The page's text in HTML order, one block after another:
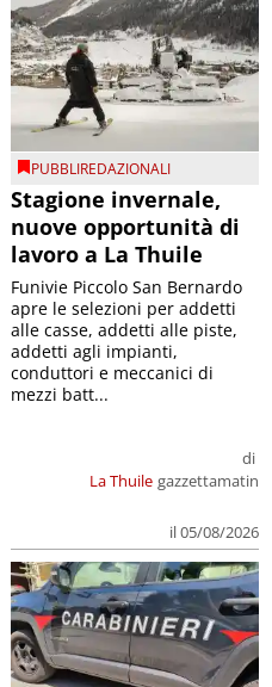
PUBBLIREDAZIONALI
Stagione invernale,
nuove opportunità di
lavoro a La Thuile
La Thuile
di
gazzettamatin
il 05/08/2026
Funivie Piccolo San Bernardo
apre le selezioni per addetti
alle casse, addetti alle piste,
addetti agli impianti,
conduttori e meccanici di
mezzi batt...